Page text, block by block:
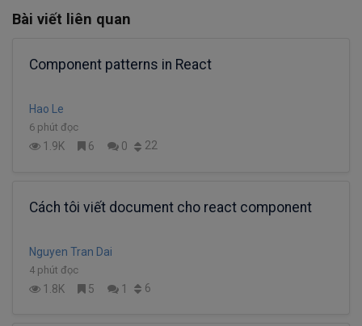
Bài viết liên quan
Component patterns in React
Hao Le
6 phút đọc
1.9K 6 0 22
Cách tôi viết document cho react component
Nguyen Tran Dai
4 phút đọc
1.8K 5 1 6